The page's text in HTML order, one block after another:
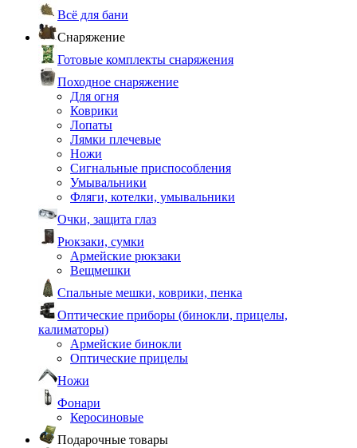
Всё для бани
Снаряжение
Готовые комплекты снаряжения
Походное снаряжение
Для огня
Коврики
Лопаты
Лямки плечевые
Ножи
Сигнальные приспособления
Умывальники
Фляги, котелки, умывальники
Очки, защита глаз
Рюкзаки, сумки
Армейские рюкзаки
Вещмешки
Спальные мешки, коврики, пенка
Оптические приборы (бинокли, прицелы,
калиматоры)
Армейские бинокли
Оптические прицелы
Ножи
Фонари
Керосиновые
Подарочные товары